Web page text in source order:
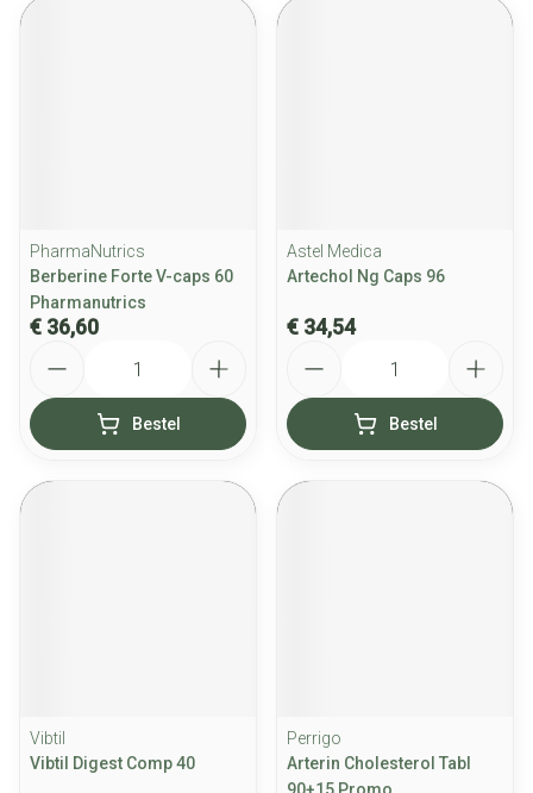
PharmaNutrics
Berberine Forte V-caps 60
Pharmanutrics
€ 36,60
Bestel
Astel Medica
Artechol Ng Caps 96
€ 34,54
Bestel
Vibtil
Vibtil Digest Comp 40
Perrigo
Arterin Cholesterol Tabl